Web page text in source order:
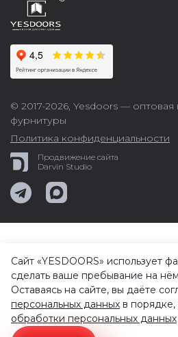
© 2017-2026, Yesdoors —
фурнитуры
Политика конфиденциальности
Продвижение сайта
Darvin Studio
Сайт «YESDOORS» использует
сделать ваше пребывание на
Оставаясь на сайте, вы даёте
персональных данных в порядке,
обработки персональных данных